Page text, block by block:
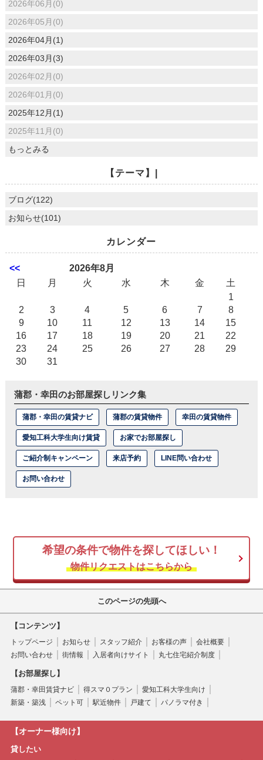
2026年06月(0)
2026年05月(0)
2026年04月(1)
2026年03月(3)
2026年02月(0)
2026年01月(0)
2025年12月(1)
2025年11月(0)
もっとみる
【テーマ】|
ブログ(122)
お知らせ(101)
カレンダー
<<
2026年8月
日
月 火 水 木 金
土
1
2
3 4 5 6 7
8
9
10 11 12 13 14
15
16
17 18 19 20 21
22
23
24 25 26 27 28
29
30
31
蒲郡・幸田のお部屋探しリンク集
蒲郡・幸田の賃貸ナビ 蒲郡の賃貸物件 幸田の賃貸物件
愛知工科大学生向け賃貸 お家でお部屋探し
ご紹介制キャンペーン 来店予約 LINE問い合わせ
お問い合わせ
希望の条件で物件を探してほしい！
物件リクエストはこちらから
このページの先頭へ
【コンテンツ】
トップページ お知らせ スタッフ紹介 お客様の声
会社概要
お問い合わせ
街情報 入居者向けサイト 丸七住宅紹介制度
【お部屋探し】
蒲郡・幸田賃貸ナビ 得スマ０プラン
愛知工科大学生向け
新築・築浅
ペット可 駅近物件 戸建て パノラマ付き
【オーナー様向け】
貸したい